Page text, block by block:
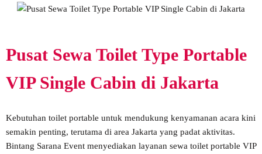
Pusat Sewa Toilet Type Portable
VIP Single Cabin di Jakarta
Kebutuhan toilet portable untuk mendukung kenyamanan acara kini
semakin penting, terutama di area Jakarta yang padat aktivitas.
Bintang Sarana Event menyediakan layanan sewa toilet portable VIP